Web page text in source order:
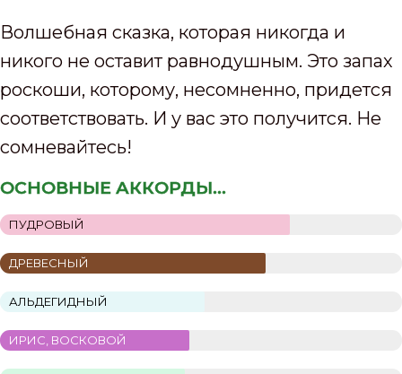
Волшебная сказка, которая никогда и
никого не оставит равнодушным. Это запах
роскоши, которому, несомненно, придется
соответствовать. И у вас это получится. Не
сомневайтесь!
ОСНОВНЫЕ АККОРДЫ...
ПУДРОВЫЙ
ДРЕВЕСНЫЙ
АЛЬДЕГИДНЫЙ
ИРИС, ВОСКОВОЙ